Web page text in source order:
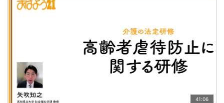
41:06